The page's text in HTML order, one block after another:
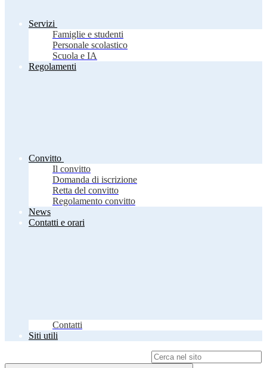
Servizi
Famiglie e studenti
Personale scolastico
Scuola e IA
Regolamenti
Convitto
Il convitto
Domanda di iscrizione
Retta del convitto
Regolamento convitto
News
Contatti e orari
Contatti
Siti utili